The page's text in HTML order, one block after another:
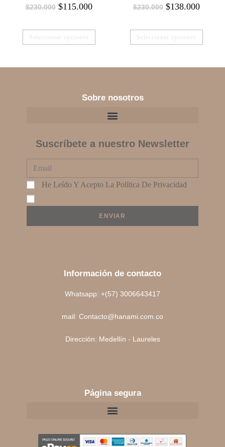
$230.000 $115.000
Seleccionar opciones
$230.000 $138.000
Seleccionar opciones
Sobre nosotros
Suscríbete a nuestro Newsletter
He Leído Y Acepto La Política De Privacidad
ENVIAR
Información de contacto
Whatsapp: +(57) 3006643417
mail: Contacto@hanami.com.co
Dirección: Medellín - Laureles
Página segura